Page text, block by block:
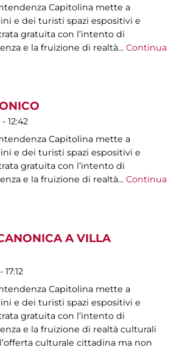
Capitolina mette a
e dei turisti spazi espositivi e
gratuita con l’intento di
e la fruizione di realtà… Continua
12:42
Capitolina mette a
e dei turisti spazi espositivi e
gratuita con l’intento di
e la fruizione di realtà… Continua
A VILLA
Capitolina mette a
e dei turisti spazi espositivi e
gratuita con l’intento di
e la fruizione di realtà culturali
culturale cittadina ma non